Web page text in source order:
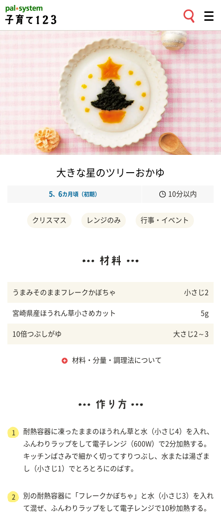
大きな星のツリーおかゆ
5、 6カ月頃（初期） 10分以内
クリスマス レンジのみ 行事・イベント
うまみそのままフレークかぼちゃ 小さじ2
宮崎県産ほうれん草小さめカット 5g
10倍つぶしがゆ 大さじ2～3
材料・分量・調理法について
1
耐熱容器に凍ったままのほうれん草と水（小さじ4）を入れ、
ふんわりラップをして電子レンジ（600W）で2分加熱する。
キッチンばさみで細かく切ってすりつぶし、水または湯ざま
し（小さじ1）でとろとろにのばす。
2
別の耐熱容器に「フレークかぼちゃ」と水（小さじ3）を入れ
て混ぜ、ふんわりラップをして電子レンジで10秒加熱する。